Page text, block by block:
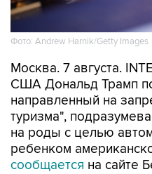
Фото: Andrew Harnik/Getty Images
Москва. 7 августа.
США Дональд Трамп
направленный на
туризма",
на роды с целью
ребенком
сообщается на сайте